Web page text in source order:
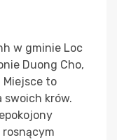
w gminie Loc
Duong Cho,
Miejsce to
swoich krów.